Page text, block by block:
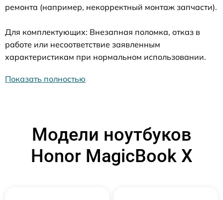
ремонта (например, некорректный монтаж запчасти).
Для комплектующих: Внезапная поломка, отказ в
работе или несоответствие заявленным
характеристикам при нормальном использовании.
Показать полностью
Модели ноутбуков
Honor MagicBook X